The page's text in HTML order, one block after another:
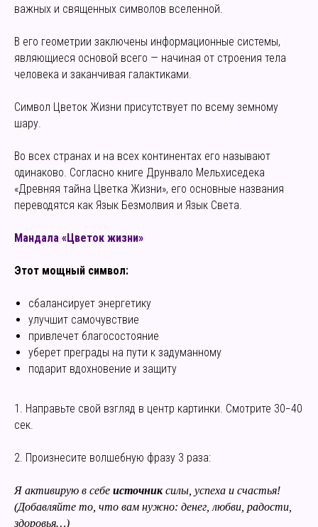
важных и священных символов вселенной.
В его геометрии заключены информационные системы,
являющиеся основой всего — начиная от строения тела
человека и заканчивая галактиками.
Символ Цветок Жизни присутствует по всему земному
шару.
Во всех странах и на всех континентах его называют
одинаково. Согласно книге Друнвало Мельхиседека
«Древняя тайна Цветка Жизни», его основные названия
переводятся как Язык Безмолвия и Язык Света.
Мандала «Цветок жизни»
Этот мощный символ:
сбалансирует энергетику
улучшит самочувствие
привлечет благосостояние
уберет преграды на пути к задуманному
подарит вдохновение и защиту
1. Направьте свой взгляд в центр картинки. Смотрите 30−40
сек.
2. Произнесите волшебную фразу 3 раза:
Я активирую в себе источниксилы, успеха и счастья!
(Добавляйте то, что вам нужно: денег, любви, радости,
здоровья…)